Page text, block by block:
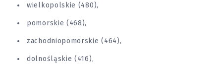
wielkopolskie (480),
pomorskie (468),
zachodniopomorskie (464),
dolnośląskie (416),